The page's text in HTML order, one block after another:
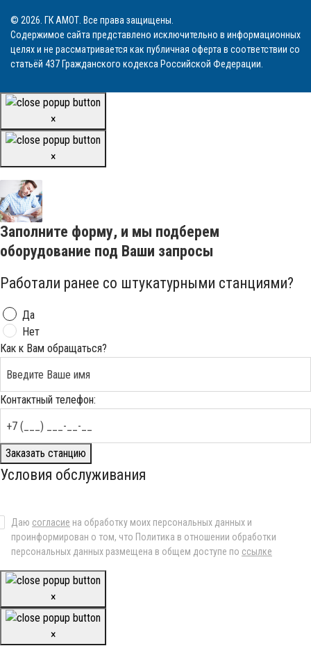
© 2026. ГК АМОТ. Все права защищены.
Содержимое сайта представлено исключительно в информационных
целях и не рассматривается как публичная оферта в соответствии со
статьёй 437 Гражданского кодекса Российской Федерации.
×
×
Заполните форму, и мы подберем
оборудование под Ваши запросы
Работали ранее со штукатурными станциями?
Да
Нет
Как к Вам обращаться?
Контактный телефон:
Заказать станцию
Условия обслуживания
Даю согласие на обработку моих персональных данных и
проинформирован о том, что Политика в отношении обработки
персональных данных размещена в общем доступе по ссылке
×
×